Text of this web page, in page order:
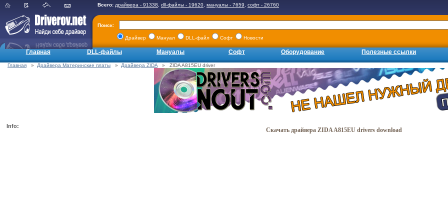
Всего: драйвера - 91338 dll-файлы - 19620 мануалы - 7659 софт - 26760
Поиск:
Драйвер Мануал DLL-файл Софт Новости
Главная DLL-файлы Мануалы Софт Оборудование Полезные ссылки
Главная » Драйвера Материнские платы » Драйвера ZIDA» ZIDA A815EU driver
Info:
Скачать драйвера ZIDA A815EU drivers download